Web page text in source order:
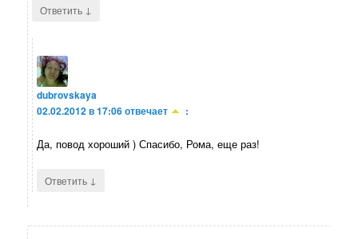
Ответить ↓
dubrovskaya
02.02.2012 в 17:06отвечает :
Да, повод хороший ) Спасибо, Рома, еще раз!
Ответить ↓